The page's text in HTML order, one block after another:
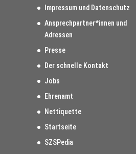
Impressum und Datenschutz
Ansprechpartner*innen und
Adressen
Presse
Der schnelle Kontakt
Jobs
Ehrenamt
Nettiquette
Startseite
SZSPedia